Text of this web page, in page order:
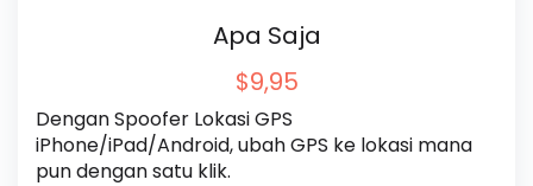
Apa Saja
$9,95
Dengan Spoofer Lokasi GPS
iPhone/iPad/Android, ubah GPS ke lokasi mana
pun dengan satu klik.